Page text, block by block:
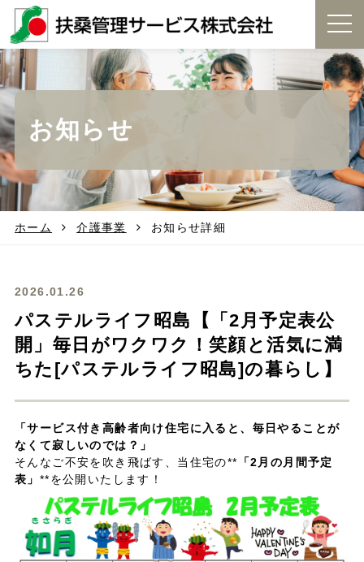
t
g
g
l
i
g
a
お知らせ
ホーム 介護事業 お知らせ詳細
2026.01.26
パステルライフ昭島【「2月予定表公
開」毎日がワクワク！笑顔と活気に満
ちた[パステルライフ昭島]の暮らし】
「サービス付き高齢者向け住宅に入ると、毎日やることが
なくて寂しいのでは？」
そんなご不安を吹き飛ばす、当住宅の** 「2月の月間予定
表」 **を公開いたします！